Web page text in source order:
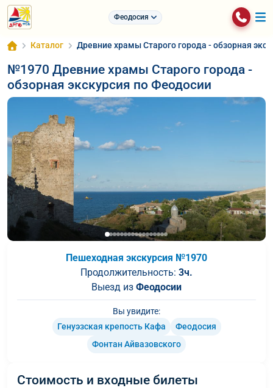
Феодосия
Каталог Древние храмы Старого города - обзорная
№1970 Древние храмы Старого города -
обзорная экскурсия по Феодосии
Пешеходная экскурcия №1970
Продолжительность: 3ч.
Выезд из Феодосии
Вы увидите:
Генуэзская крепость Кафа
Феодосия
Фонтан Айвазовского
Стоимость и входные билеты